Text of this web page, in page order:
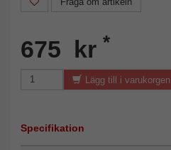
675 kr *
Lägg till i varukorgen
Specifikation